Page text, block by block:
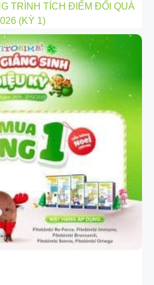
TRÌNH TÍCH ĐIỂM ĐỔI QUÀ
(KỲ 1)